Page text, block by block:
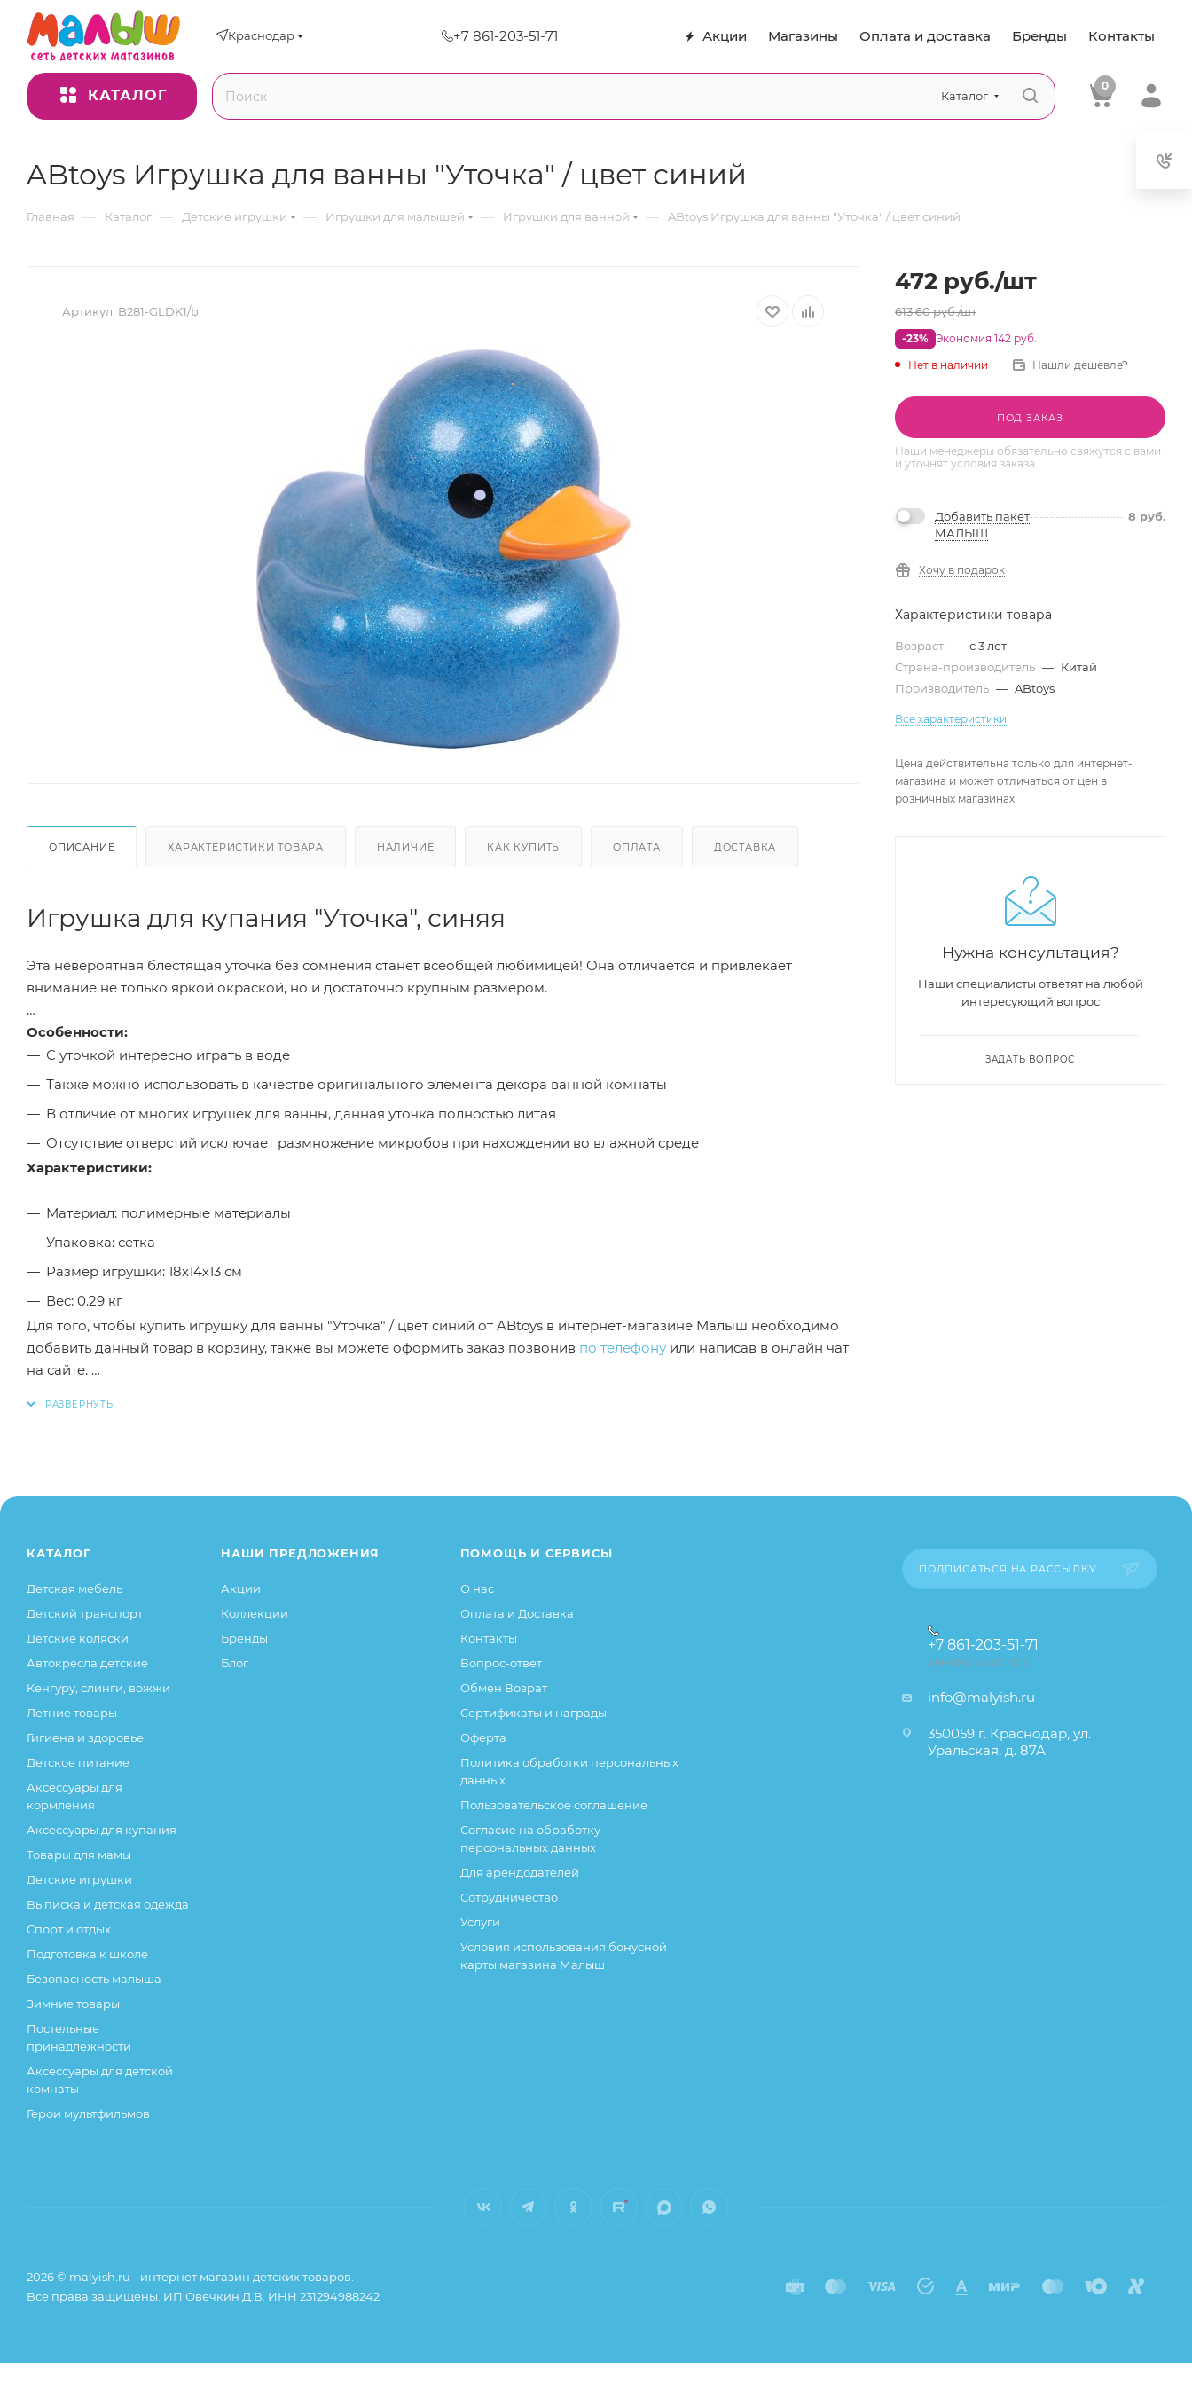
Краснодар +7 861-203-51-71 Акции Магазины Оплата и доставка Бренды Контакты
КАТАЛОГ Каталог
0
ABtoys Игрушка для ванны "Уточка" / цвет синий
Главная — Каталог — Детские игрушки — Игрушки для малышей — Игрушки для ванной — ABtoys Игрушка для ванны "Уточка" / цвет синий
Артикул: B281-GLDK1/b
ОПИСАНИЕ ХАРАКТЕРИСТИКИ ТОВАРА НАЛИЧИЕ КАК КУПИТЬ ОПЛАТА ДОСТАВКА
Игрушка для купания "Уточка", синяя
Эта невероятная блестящая уточка без сомнения станет всеобщей любимицей! Она отличается и привлекает
внимание не только яркой окраской, но и достаточно крупным размером.
Особенности:
С уточкой интересно играть в воде
Также можно использовать в качестве оригинального элемента декора ванной комнаты
В отличие от многих игрушек для ванны, данная уточка полностью литая
Отсутствие отверстий исключает размножение микробов при нахождении во влажной среде
Характеристики:
Материал: полимерные материалы
Упаковка: сетка
Размер игрушки: 18х14х13 см
Вес: 0.29 кг
Для того, чтобы купить игрушку для ванны "Уточка" / цвет синий от ABtoys в интернет-магазине Малыш необходимо
добавить данный товар в корзину, также вы можете оформить заказ позвонив по телефону или написав в онлайн чат
на сайте.
472 руб./шт
613.60руб./шт
-23% Экономия 142 руб.
Нет в наличии
Нашли дешевле?
ПОД ЗАКАЗ
Наши менеджеры обязательно свяжутся с вами
и уточнят условия заказа
Добавить пакет
МАЛЫШ
8 руб.
Хочу в подарок
Характеристики товара
Возраст — с 3 лет
Страна-производитель — Китай
Производитель — ABtoys
Все характеристики
Цена действительна только для интернет-
магазина и может отличаться от цен в
розничных магазинах
Нужна консультация?
Наши специалисты ответят на любой
интересующий вопрос
ЗАДАТЬ ВОПРОС
КАТАЛОГ
Детская мебель
Детский транспорт
Детские коляски
Автокресла детские
Кенгуру, слинги, вожжи
Летние товары
Гигиена и здоровье
Детское питание
Аксессуары для
кормления
Аксессуары для купания
Товары для мамы
Детские игрушки
Выписка и детская одежда
Спорт и отдых
Подготовка к школе
Безопасность малыша
Зимние товары
Постельные
принадлежности
Аксессуары для детской
комнаты
Герои мультфильмов
НАШИ ПРЕДЛОЖЕНИЯ
Акции
Коллекции
Бренды
Блог
ПОМОЩЬ И СЕРВИСЫ
О нас
Оплата и Доставка
Контакты
Вопрос-ответ
Обмен Возрат
Сертификаты и награды
Оферта
Политика обработки персональных
данных
Пользовательское соглашение
Согласие на обработку
персональных данных
Для арендодателей
Сотрудничество
Услуги
Условия использования бонусной
карты магазина Малыш
ПОДПИСАТЬСЯ НА РАССЫЛКУ
+7 861-203-51-71
ЗАКАЗАТЬ ЗВОНОК
info@malyish.ru
350059 г. Краснодар, ул.
Уральская, д. 87А
2026 © malyish.ru - интернет магазин детских товаров.
Все права защищены. ИП Овечкин Д.В. ИНН 231294988242